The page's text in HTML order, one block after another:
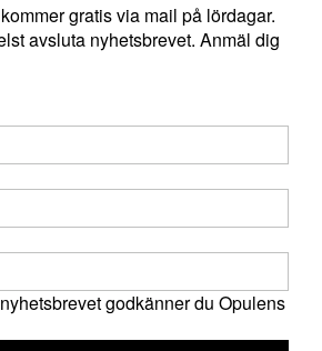
gratis via mail på lördagar.
avsluta nyhetsbrevet. Anmäl dig
godkänner du Opulens